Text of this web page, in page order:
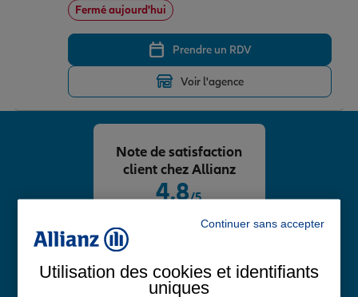
Fermé aujourd'hui
Prendre un RDV
Voir l'agence
4,8/5
Avis Google
Note de satisfaction
client chez Allianz
Continuer sans accepter
Utilisation des cookies et identifiants
uniques